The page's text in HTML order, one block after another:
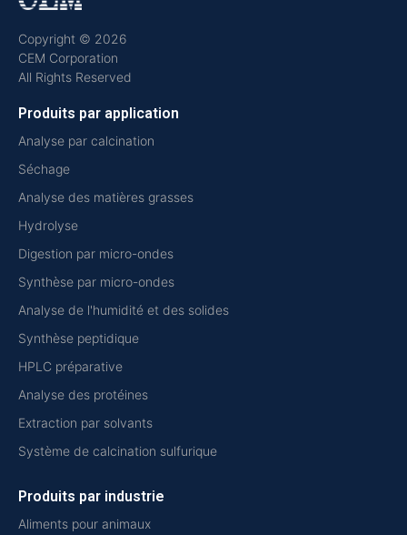
Copyright © 2026
CEM Corporation
All Rights Reserved
Produits par application
Analyse par calcination
Séchage
Analyse des matières grasses
Hydrolyse
Digestion par micro-ondes
Synthèse par micro-ondes
Analyse de l'humidité et des solides
Synthèse peptidique
HPLC préparative
Analyse des protéines
Extraction par solvants
Système de calcination sulfurique
Produits par industrie
Aliments pour animaux